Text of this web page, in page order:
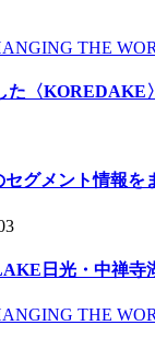
THE
た〈
グメント情報を
日光・中禅寺
THE